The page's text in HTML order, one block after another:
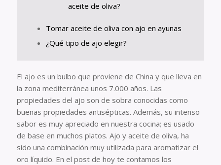
aceite de oliva?
Tomar aceite de oliva con ajo en ayunas
¿Qué tipo de ajo elegir?
El ajo es un bulbo que proviene de China y que lleva en
la zona mediterránea unos 7.000 años. Las
propiedades del ajo son de sobra conocidas como
buenas propiedades antisépticas. Además, su intenso
sabor es muy apreciado en nuestra cocina; es usado
de base en muchos platos. Ajo y aceite de oliva, ha
sido una combinación muy utilizada para aromatizar el
oro líquido. En el post de hoy te contamos los